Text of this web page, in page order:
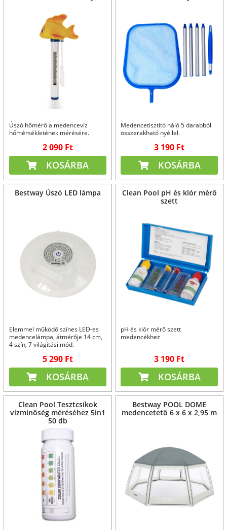
Úszó hőmérő a medencevíz
hőmérsékletének mérésére.
2 090 Ft
KOSÁRBA
Medencetisztító háló 5 darabból
összerakható nyéllel.
3 190 Ft
KOSÁRBA
Bestway Úszó LED lámpa
Elemmel működő színes LED-es
medencelámpa, átmérője 14 cm,
4 szín, 7 világítási mód.
5 290 Ft
KOSÁRBA
Clean Pool pH és klór mérő
szett
pH és klór mérő szett
medencékhez
3 190 Ft
KOSÁRBA
Clean Pool Tesztcsíkok
vízminőség méréséhez 5in1
50 db
Bestway POOL DOME
medencetető 6 x 6 x 2,95 m